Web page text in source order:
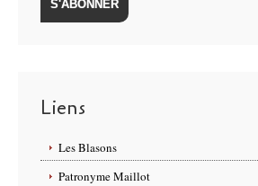
Liens
Les Blasons
Patronyme Maillot